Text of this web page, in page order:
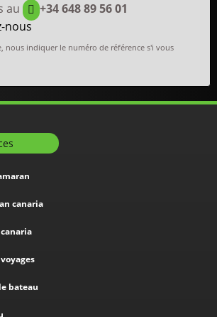
au
+34 648 89 56 01
nous
nous indiquer le numéro de référence s'i vous
canaria
bateau